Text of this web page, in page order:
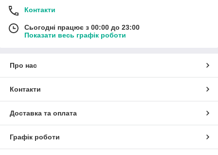
Контакти
Сьогодні працює з 00:00 до 23:00
Показати весь графік роботи
Про нас
Контакти
Доставка та оплата
Графік роботи